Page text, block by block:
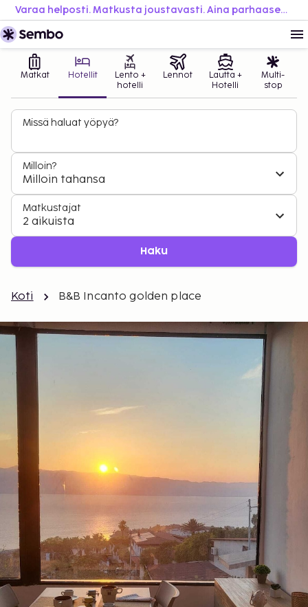
Varaa helposti. Matkusta joustavasti. Aina parhaaseen hintaan.
Matkat Hotellit
Lento +
hotelli
Lennot
Lautta +
Hotelli
Multi-
stop
Missä haluat yöpyä?
Milloin?
Milloin tahansa
Matkustajat
2 aikuista
Haku
Koti B&B Incanto golden place